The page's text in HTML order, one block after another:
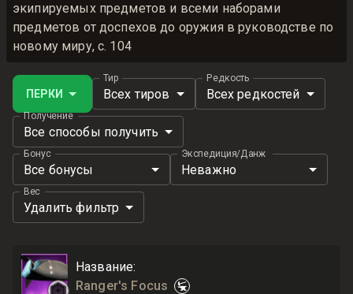
экипируемых предметов и всеми наборами
предметов от доспехов до оружия в руководстве по
новому миру, с. 104
ПЕРКИ
Тир
Всех тиров
Редкость
Всех редкостей
Получение
Все способы получить
Бонус
Все бонусы
Экспедиция/Данж
Неважно
Вес
Удалить фильтр
Название:
Ranger's Focus